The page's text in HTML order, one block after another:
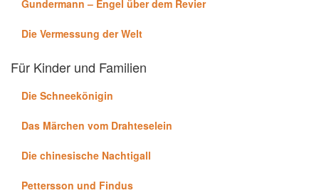
Gundermann – Engel über dem Revier
Die Vermessung der Welt
Für Kinder und Familien
Die Schneekönigin
Das Märchen vom Drahteselein
Die chinesische Nachtigall
Pettersson und Findus